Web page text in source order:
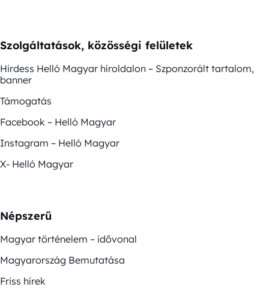
Szolgáltatások, közösségi felületek
Hirdess Helló Magyar híroldalon – Szponzorált tartalom,
banner
Támogatás
Facebook – Helló Magyar
Instagram – Helló Magyar
X- Helló Magyar
Népszerű
Magyar történelem – idővonal
Magyarország Bemutatása
Friss hírek